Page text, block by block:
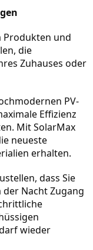
Produkten und
die
Zuhauses oder
PV-
Effizienz
Mit SolarMax
neueste
erhalten.
dass Sie
Nacht Zugang
wieder